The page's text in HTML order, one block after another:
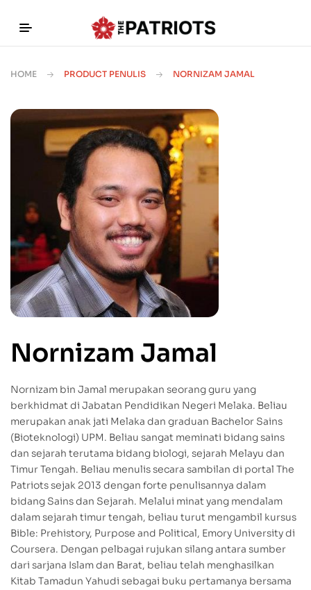
HOME PRODUCT PENULIS NORNIZAM JAMAL
Nornizam Jamal
Nornizam bin Jamal merupakan seorang guru yang
berkhidmat di Jabatan Pendidikan Negeri Melaka. Beliau
merupakan anak jati Melaka dan graduan Bachelor Sains
(Bioteknologi) UPM. Beliau sangat meminati bidang sains
dan sejarah terutama bidang biologi, sejarah Melayu dan
Timur Tengah. Beliau menulis secara sambilan di portal The
Patriots sejak 2013 dengan forte penulisannya dalam
bidang Sains dan Sejarah. Melalui minat yang mendalam
dalam sejarah timur tengah, beliau turut mengambil kursus
Bible: Prehistory, Purpose and Political, Emory University di
Coursera. Dengan pelbagai rujukan silang antara sumber
dari sarjana Islam dan Barat, beliau telah menghasilkan
Kitab Tamadun Yahudi sebagai buku pertamanya bersama